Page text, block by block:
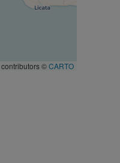
contributors ©CARTO